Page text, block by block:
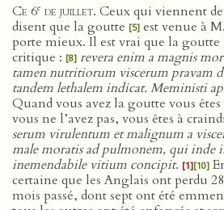
Ce 6e de juillet. Ceux qui viennent
disent que la goutte [5] est venue à
porte mieux. Il est vrai que la goutte
critique : [8] revera enim a magnis
tamen nutritiorum viscerum pravam
tandem lethalem indicat. Meministi
Quand vous avez la goutte vous
vous ne l’avez pas, vous êtes à
serum virulentum et malignum a
male moratis ad pulmonem, qui inde
inemendabile vitium concipit. [1][10]
certaine que les Anglais ont perdu
mois passé, dont sept ont été